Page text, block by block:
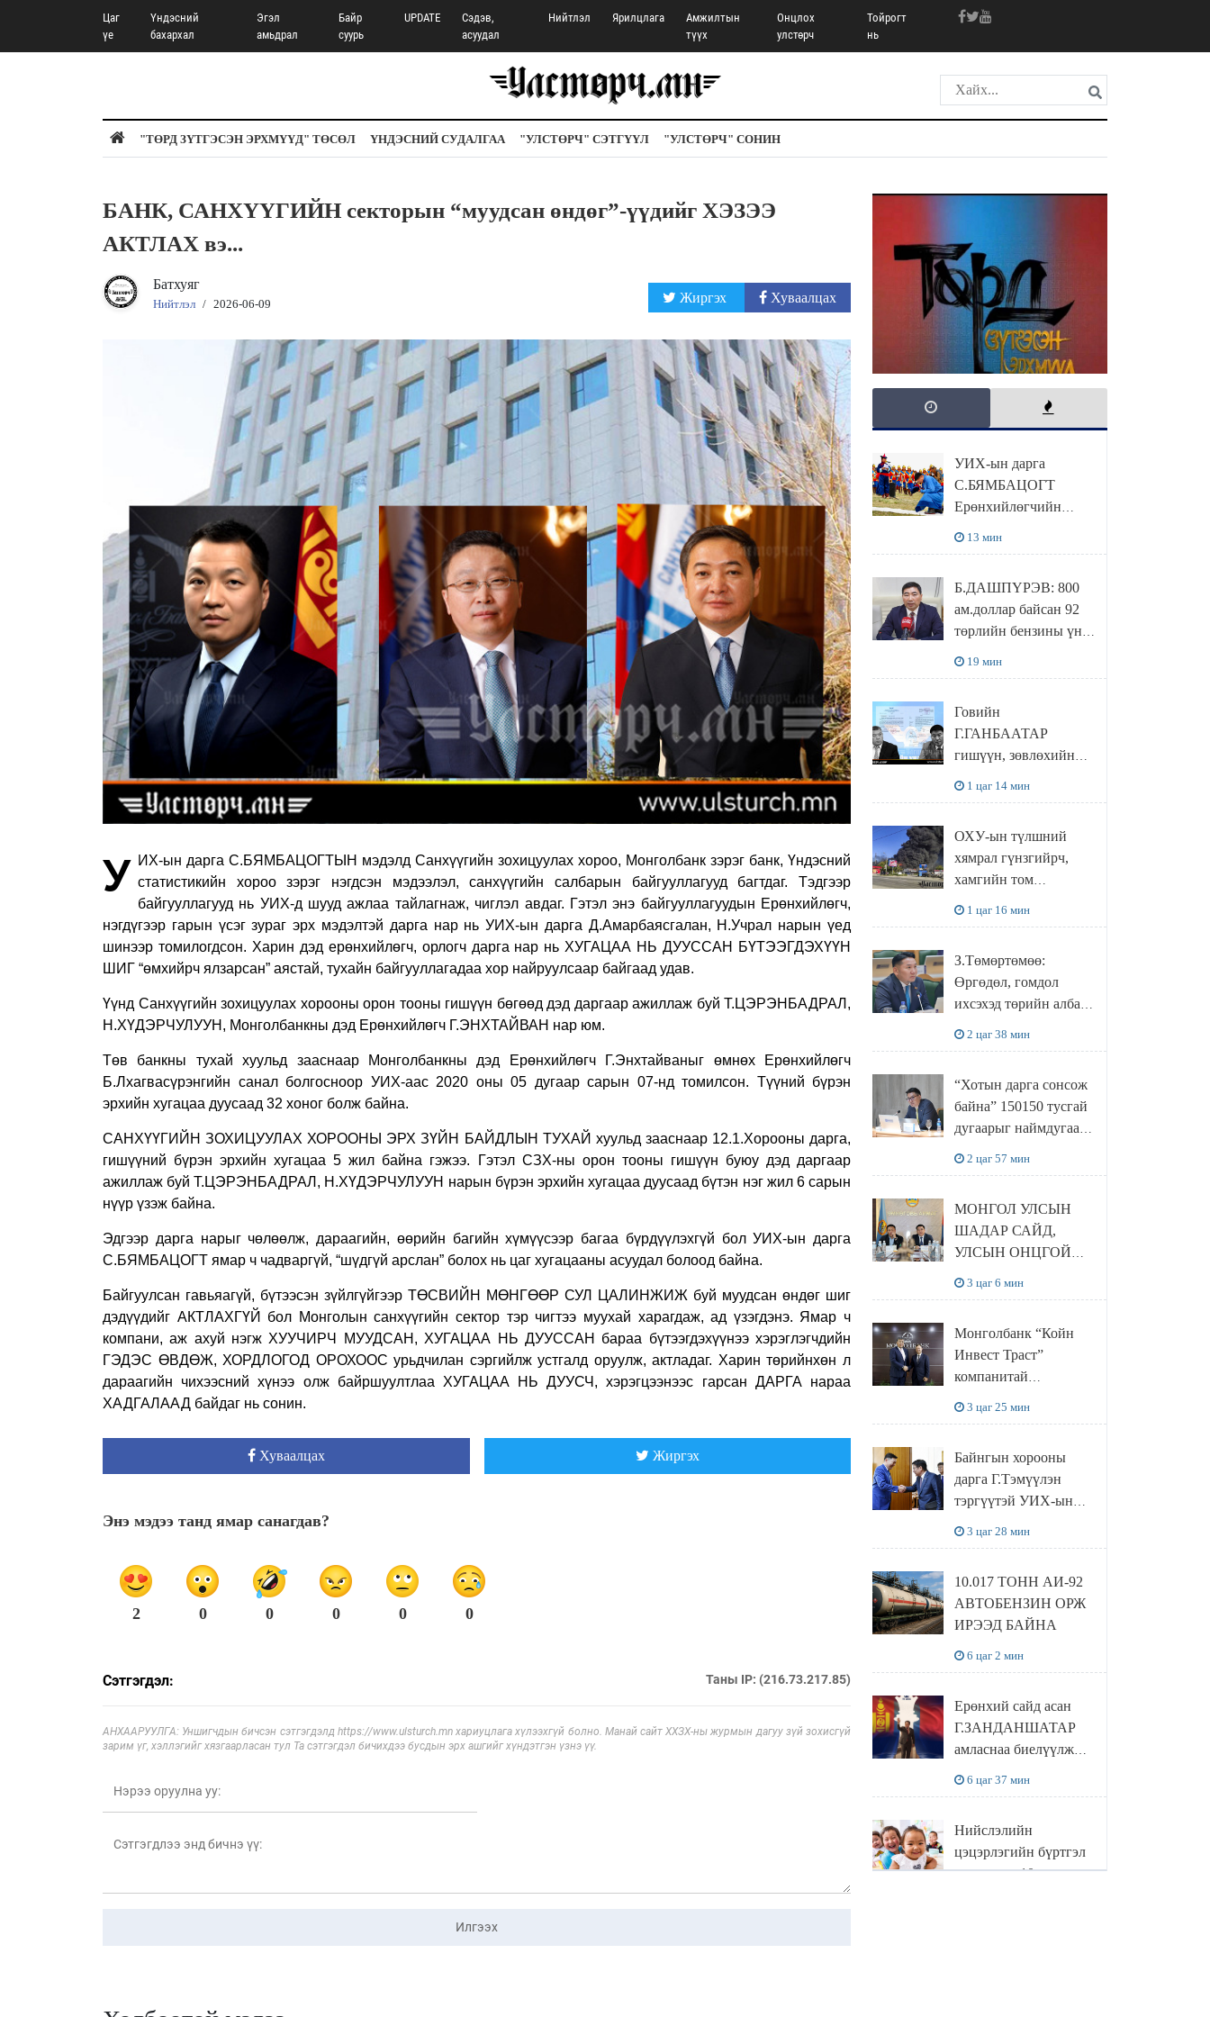
Цаг
үе
Үндэсний
бахархал
Эгэл
амьдрал
Байр
суурь
UPDATE
Сэдэв,
асуудал
Нийтлэл Ярилцлага
Амжилтын
түүх
Онцлох
улстөрч
Тойрогт
нь
"ТӨРД ЗҮТГЭСЭН ЭРХМҮҮД" ТӨСӨЛ ҮНДЭСНИЙ СУДАЛГАА "УЛСТӨРЧ" СЭТГҮҮЛ "УЛСТӨРЧ" СОНИН
БАНК, САНХҮҮГИЙН секторын “муудсан өндөг”-үүдийг ХЭЗЭЭ
АКТЛАХ вэ...
Батхуяг
Нийтлэл / 2026-06-09 Жиргэх Хуваалцах
У ИХ-ын дарга С.БЯМБАЦОГТЫН мэдэлд Санхүүгийн зохицуулах хороо, Монголбанк зэрэг банк, Үндэсний
статистикийн хороо зэрэг нэгдсэн мэдээлэл, санхүүгийн салбарын байгууллагууд багтдаг. Тэдгээр
байгууллагууд нь УИХ-д шууд ажлаа тайлагнаж, чиглэл авдаг. Гэтэл энэ байгууллагуудын Ерөнхийлөгч,
нэгдүгээр гарын үсэг зураг эрх мэдэлтэй дарга нар нь УИХ-ын дарга Д.Амарбаясгалан, Н.Учрал нарын үед
шинээр томилогдсон. Харин дэд ерөнхийлөгч, орлогч дарга нар нь ХУГАЦАА НЬ ДУУССАН БҮТЭЭГДЭХҮҮН
ШИГ “өмхийрч ялзарсан” аястай, тухайн байгууллагадаа хор найруулсаар байгаад удав.
Үүнд Санхүүгийн зохицуулах хорооны орон тооны гишүүн бөгөөд дэд даргаар ажиллаж буй Т.ЦЭРЭНБАДРАЛ,
Н.ХҮДЭРЧУЛУУН, Монголбанкны дэд Ерөнхийлөгч Г.ЭНХТАЙВАН нар юм.
Төв банкны тухай хуульд зааснаар Монголбанкны дэд Ерөнхийлөгч Г.Энхтайваныг өмнөх Ерөнхийлөгч
Б.Лхагвасүрэнгийн санал болгосноор УИХ-аас 2020 оны 05 дугаар сарын 07-нд томилсон. Түүний бүрэн
эрхийн хугацаа дуусаад 32 хоног болж байна.
САНХҮҮГИЙН ЗОХИЦУУЛАХ ХОРООНЫ ЭРХ ЗҮЙН БАЙДЛЫН ТУХАЙ хуульд зааснаар 12.1.Хорооны дарга,
гишүүний бүрэн эрхийн хугацаа 5 жил байна гэжээ. Гэтэл СЗХ-ны орон тооны гишүүн буюу дэд даргаар
ажиллаж буй Т.ЦЭРЭНБАДРАЛ, Н.ХҮДЭРЧУЛУУН нарын бүрэн эрхийн хугацаа дуусаад бүтэн нэг жил 6 сарын
нүүр үзэж байна.
Эдгээр дарга нарыг чөлөөлж, дараагийн, өөрийн багийн хүмүүсээр багаа бүрдүүлэхгүй бол УИХ-ын дарга
С.БЯМБАЦОГТ ямар ч чадваргүй, “шүдгүй арслан” болох нь цаг хугацааны асуудал болоод байна.
Байгуулсан гавьяагүй, бүтээсэн зүйлгүйгээр ТӨСВИЙН МӨНГӨӨР СУЛ ЦАЛИНЖИЖ буй муудсан өндөг шиг
дэдүүдийг АКТЛАХГҮЙ бол Монголын санхүүгийн сектор тэр чигтээ муухай харагдаж, ад үзэгдэнэ. Ямар ч
компани, аж ахуй нэгж ХУУЧИРЧ МУУДСАН, ХУГАЦАА НЬ ДУУССАН бараа бүтээгдэхүүнээ хэрэглэгчдийн
ГЭДЭС ӨВДӨЖ, ХОРДЛОГОД ОРОХООС урьдчилан сэргийлж устгалд оруулж, актладаг. Харин төрийнхөн л
дараагийн чихээсний хүнээ олж байршуултлаа ХУГАЦАА НЬ ДУУСЧ, хэрэгцээнээс гарсан ДАРГА нараа
ХАДГАЛААД байдаг нь сонин.
Хуваалцах Жиргэх
Энэ мэдээ танд ямар санагдав?
2 0 0 0 0 0
Сэтгэгдэл: Таны IP: (216.73.217.85)
АНХААРУУЛГА: Уншигчдын бичсэн сэтгэгдэлд https://www.ulsturch.mn хариуцлага хүлээхгүй болно. Манай сайт ХХЗХ-ны журмын дагуу зүй зохисгүй
зарим үг, хэллэгийг хязгаарласан тул Та сэтгэгдэл бичихдээ бусдын эрх ашгийг хүндэтгэн үзнэ үү.
Илгээх
УИХ-ын дарга
С.БЯМБАЦОГТ
Ерөнхийлөгчийн
Сутай хайрханы
тахилгад оролцжээ
13 мин
Б.ДАШПҮРЭВ: 800
ам.доллар байсан 92
төрлийн бензины үнэ
19 мин
Говийн
Г.ГАНБААТАР
гишүүн, зөвлөхийн
зардлаа “ИНҮТ”
ТӨХХК даажээ
1 цаг 14 мин
ОХУ-ын түлшний
хямрал гүнзгийрч,
хамгийн том
1 цаг 16 мин
З.Төмөртөмөө:
Өргөдөл, гомдол
ихсэхэд төрийн албан
2 цаг 38 мин
“Хотын дарга сонсож
байна” 150150 тусгай
дугаарыг наймдугаар
2 цаг 57 мин
МОНГОЛ УЛСЫН
ШАДАР САЙД,
УЛСЫН ОНЦГОЙ
АЙМАГТ
АЖИЛЛАЛАА
3 цаг 6 мин
Монголбанк “Койн
Инвест Траст”
компанитай
3 цаг 25 мин
Байнгын хорооны
дарга Г.Тэмүүлэн
тэргүүтэй УИХ-ын
уулзав
3 цаг 28 мин
10.017 ТОНН АИ-92
АВТОБЕНЗИН ОРЖ
ИРЭЭД БАЙНА
6 цаг 2 мин
Ерөнхий сайд асан
Г.ЗАНДАНШАТАР
амласнаа биелүүлж
авчээ
6 цаг 37 мин
Нийслэлийн
цэцэрлэгийн бүртгэл
энэ сарын 10-наас